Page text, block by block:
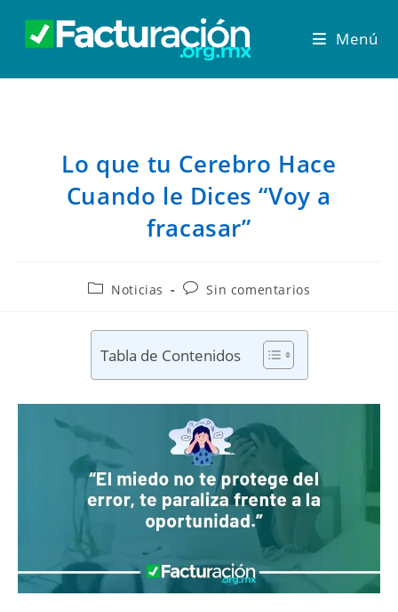
Menú
Lo que tu Cerebro Hace
Cuando le Dices “Voy a
fracasar”
Noticias Sin comentarios
Tabla de Contenidos